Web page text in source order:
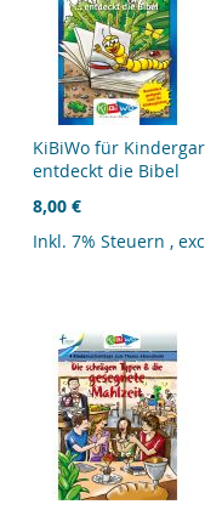
KiBiWo für
entdeckt die Bibel
8,00 €
Inkl. 7% Steuern ,